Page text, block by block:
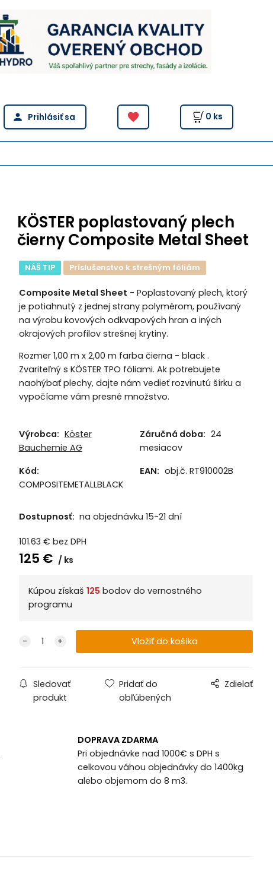
0 ks
KÖSTER poplastovaný plech
čierny Composite Metal Sheet
NÁŠ TIP Príslušenstvo k strešným fóliám
Composite Metal Sheet - Poplastovaný plech, ktorý
je potiahnutý z jednej strany polymérom, používaný
na výrobu kovových odkvapových hran a iných
okrajových profilov strešnej krytiny.
Rozmer 1,00 m x 2,00 m farba čierna - black .
Zvariteľný s KÖSTER TPO fóliami. Ak potrebujete
naohýbať plechy, dajte nám vedieť rozvinutú šírku a
vypočíame vám presné množstvo.
Výrobca: Köster
Bauchemie AG
Záručná doba: 24
mesiacov
Kód:
COMPOSITEMETALLBLACK
EAN: obj.č. RT910002B
Dostupnosť: na objednávku 15-21 dní
101.63 € bez DPH
125 € ks
Kúpou získaš 125 bodov do vernostného
programu
Sledovať
produkt
Pridať do
obľúbených
Zdielať
DOPRAVA ZDARMA
Pri objednávke nad 1000€ s DPH s
celkovou váhou objednávky do 1400kg
alebo objemom do 8 m3.